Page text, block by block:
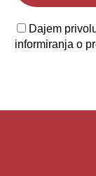
Dajem
informiranja o